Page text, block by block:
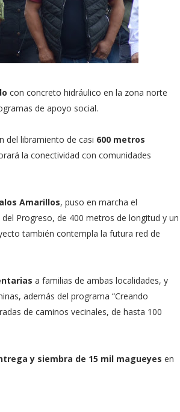
con concreto hidráulico en la zona norte
de apoyo social.
del libramiento de casi 600 metros
la conectividad con comunidades
Amarillos, puso en marcha el
Progreso, de 400 metros de longitud y un
también contempla la futura red de
a familias de ambas localidades, y
además del programa “Creando
de caminos vecinales, de hasta 100
y siembra de 15 mil magueyes en